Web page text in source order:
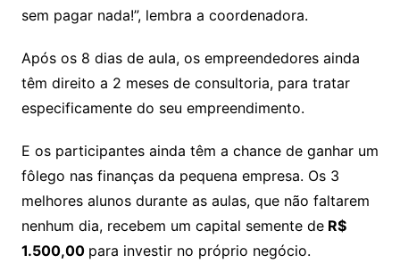
sem pagar nada!”, lembra a coordenadora.
Após os 8 dias de aula, os empreendedores ainda
têm direito a 2 meses de consultoria, para tratar
especificamente do seu empreendimento.
E os participantes ainda têm a chance de ganhar um
fôlego nas finanças da pequena empresa. Os 3
melhores alunos durante as aulas, que não faltarem
nenhum dia, recebem um capital semente deR$
1.500,00 para investir no próprio negócio.